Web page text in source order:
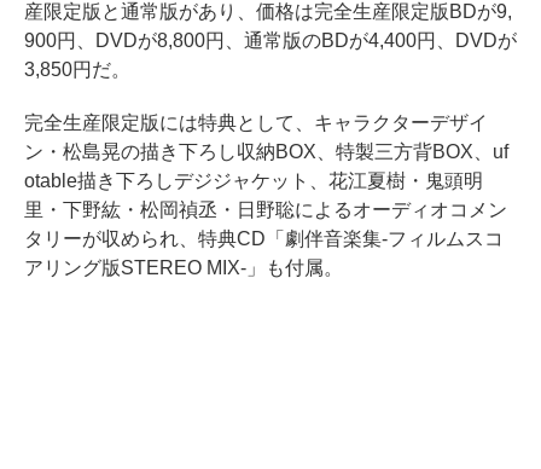
産限定版と通常版があり、価格は完全生産限定版BDが9,
900円、DVDが8,800円、通常版のBDが4,400円、DVDが
3,850円だ。
完全生産限定版には特典として、キャラクターデザイ
ン・松島晃の描き下ろし収納BOX、特製三方背BOX、uf
otable描き下ろしデジジャケット、花江夏樹・鬼頭明
里・下野紘・松岡禎丞・日野聡によるオーディオコメン
タリーが収められ、特典CD「劇伴音楽集-フィルムスコ
アリング版STEREO MIX-」も付属。